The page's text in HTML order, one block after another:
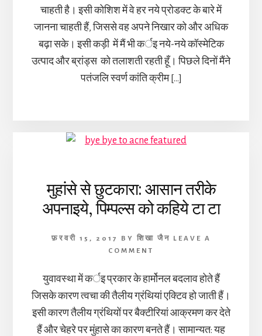
चाहती है। इसी कोशिश में वे हर नये प्रोडक्ट के बारे में
जानना चाहती हैं, जिससे वह अपने निखार को और अधिक
बढ़ा सके। इसी कड़ी में मैं भी कर्इ नये-नये कॉस्मेटिक
उत्पाद और ब्रांड्स को तलाशती रहती हूँ। पिछले दिनों मैंने
पतंजलि स्वर्ण कांति क्रीम […]
मुहांसे से छुटकारा: आसान तरीके
अपनाइये, पिम्पल्स को कहिये टा टा
फ़रवरी 15, 2017 BY शिखा जैन
LEAVE A
COMMENT
युवावस्था में कर्इ प्रकार के हार्मोनल बदलाव होते हैं
जिसके कारण त्वचा की तैलीय ग्रंथियां एक्टिव हो जाती हैं।
इसी कारण तैलीय ग्रंथियों पर बैक्टीरियां आक्रमण कर देते
हैं और चेहरे पर मुंहासे का कारण बनते हैं। सामान्यत: यह